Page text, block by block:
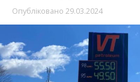
Опубліковано 29.03.2024